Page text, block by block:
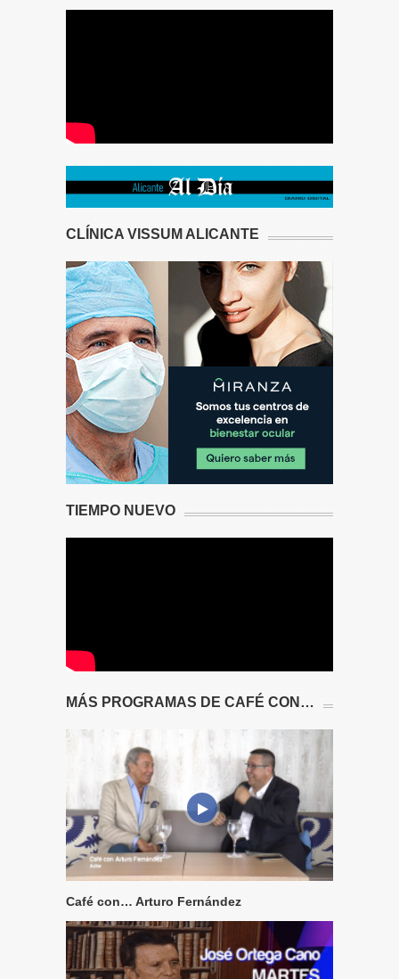
CLÍNICA VISSUM ALICANTE
TIEMPO NUEVO
MÁS PROGRAMAS DE CAFÉ CON…
Café con… Arturo Fernández